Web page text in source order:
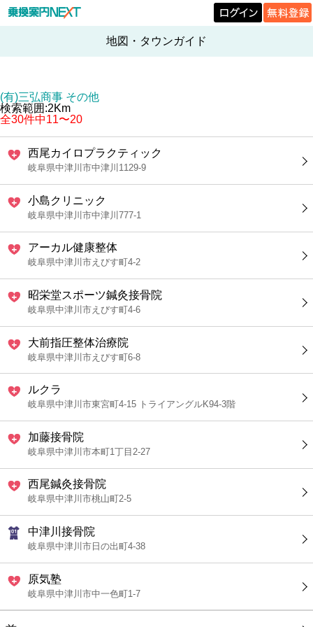
地図・タウンガイド
(有)三弘商事 その他
検索範囲:2Km
全30件中11〜20
西尾カイロプラクティック
岐阜県中津川市中津川1129-9
小島クリニック
岐阜県中津川市中津川777-1
アーカル健康整体
岐阜県中津川市えびす町4-2
昭栄堂スポーツ鍼灸接骨院
岐阜県中津川市えびす町4-6
大前指圧整体治療院
岐阜県中津川市えびす町6-8
ルクラ
岐阜県中津川市東宮町4-15 トライアングルK94-3階
加藤接骨院
岐阜県中津川市本町1丁目2-27
西尾鍼灸接骨院
岐阜県中津川市桃山町2-5
中津川接骨院
岐阜県中津川市日の出町4-38
原気塾
岐阜県中津川市中一色町1-7